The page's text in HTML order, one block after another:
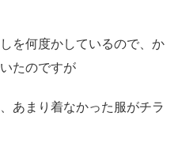
を何度かしているので、か
たのですが
あまり着なかった服がチラ